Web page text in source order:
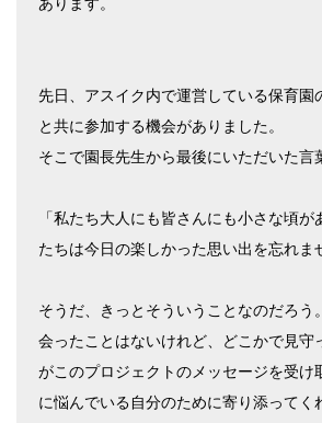
あります。
先日、アスイク内で運営している保育園
と共に参加する機会がありました。
そこで園長先生から最後にいただいた言
「私たち大人にも皆さんにも小さな頃が
たちは今日の楽しかった思い出を忘れま
そうだ、きっとそういうことなのだろう。
会ったことはないけれど、どこかで見守
がこのプロジェクトのメッセージを受け
に悩んでいる自分のために寄り添ってく